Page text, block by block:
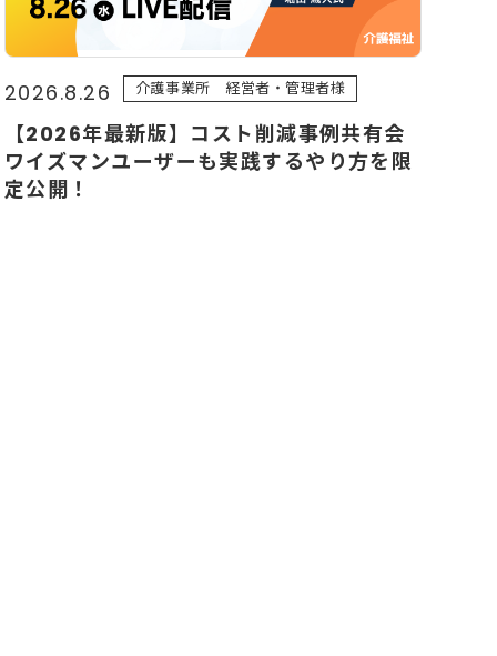
2026.8.26 介護事業所 経営者・管理者様
【2026年最新版】コスト削減事例共有会
ワイズマンユーザーも実践するやり方を限
定公開！